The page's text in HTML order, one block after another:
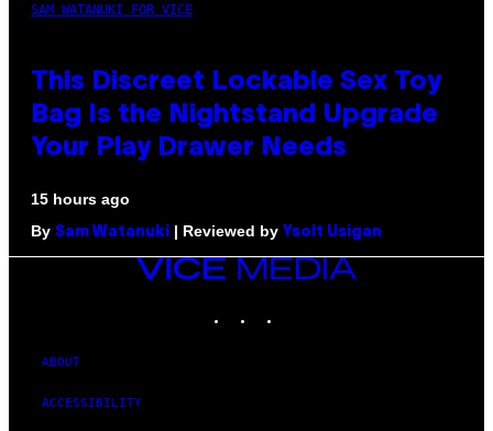
SAM WATANUKI FOR VICE
This Discreet Lockable Sex Toy
Bag Is the Nightstand Upgrade
Your Play Drawer Needs
15 hours ago
By Sam Watanuki | Reviewed by Ysolt Usigan
VICE
MEDIA
ABOUT
ACCESSIBILITY